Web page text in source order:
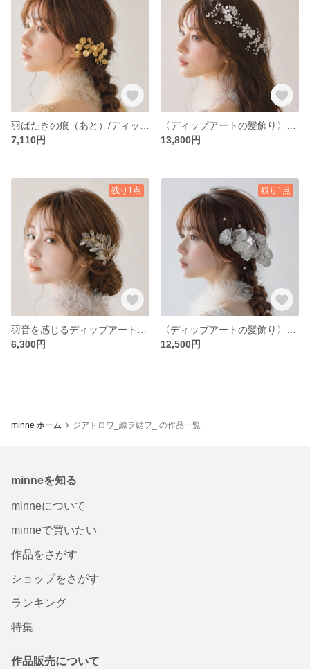
7,110円
13,800円
残り1点
6,300円
残り1点
12,500円
minne ホーム ジアトロワ_線ヲ結フ_ の作品一覧
minneを知る
minneについて
minneで買いたい
作品をさがす
ショップをさがす
ランキング
特集
作品販売について